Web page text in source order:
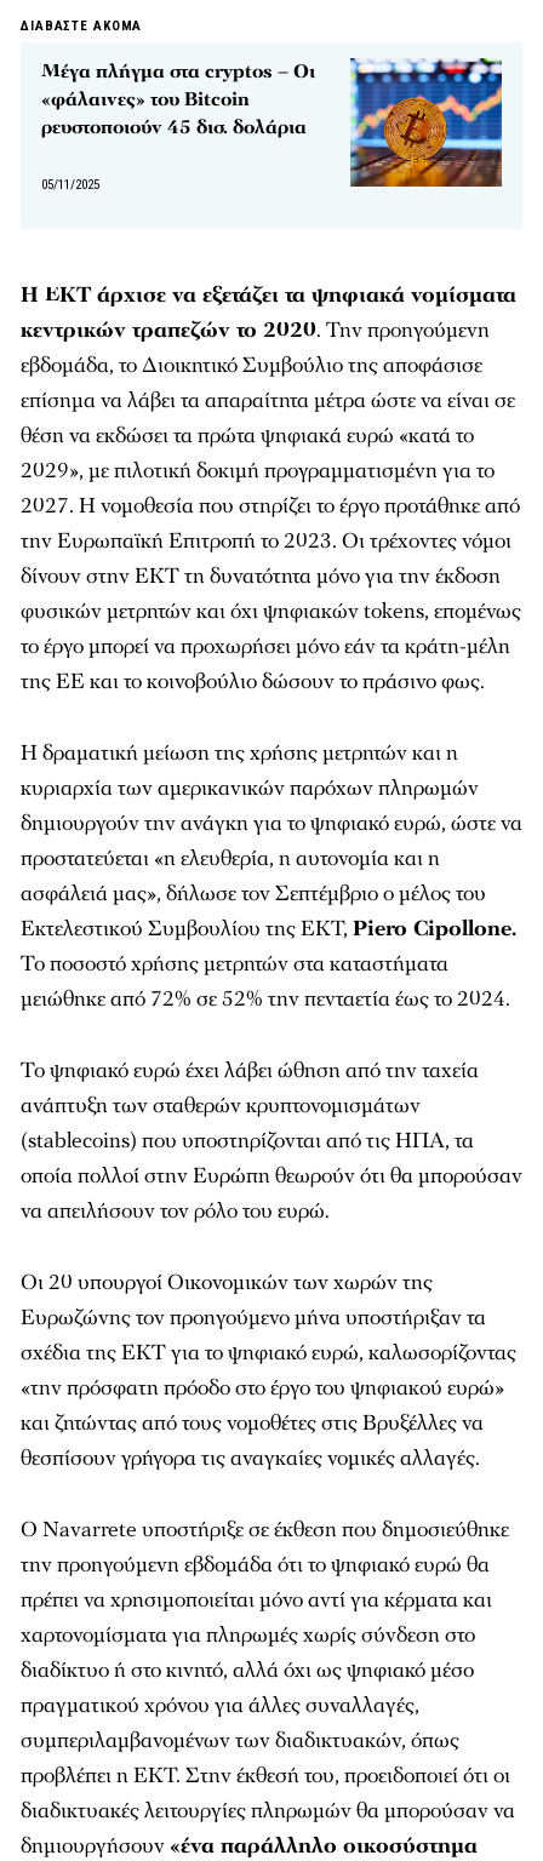
ΔΙΑΒΑΣΤΕ ΑΚΟΜΑ
Μέγα πλήγμα στα cryptos – Οι
«φάλαινες» του Bitcoin
ρευστοποιούν 45 δισ. δολάρια
05/11/2025
Η ΕΚΤ άρχισε να εξετάζει τα ψηφιακά νομίσματα
κεντρικών τραπεζών το 2020. Την προηγούμενη
εβδομάδα, το Διοικητικό Συμβούλιο της αποφάσισε
επίσημα να λάβει τα απαραίτητα μέτρα ώστε να είναι σε
θέση να εκδώσει τα πρώτα ψηφιακά ευρώ «κατά το
2029», με πιλοτική δοκιμή προγραμματισμένη για το
2027. Η νομοθεσία που στηρίζει το έργο προτάθηκε από
την Ευρωπαϊκή Επιτροπή το 2023. Οι τρέχοντες νόμοι
δίνουν στην ΕΚΤ τη δυνατότητα μόνο για την έκδοση
φυσικών μετρητών και όχι ψηφιακών tokens, επομένως
το έργο μπορεί να προχωρήσει μόνο εάν τα κράτη-μέλη
της ΕΕ και το κοινοβούλιο δώσουν το πράσινο φως.
Η δραματική μείωση της χρήσης μετρητών και η
κυριαρχία των αμερικανικών παρόχων πληρωμών
δημιουργούν την ανάγκη για το ψηφιακό ευρώ, ώστε να
προστατεύεται «η ελευθερία, η αυτονομία και η
ασφάλειά μας», δήλωσε τον Σεπτέμβριο ο μέλος του
Εκτελεστικού Συμβουλίου της ΕΚΤ, Piero Cipollone.
Το ποσοστό χρήσης μετρητών στα καταστήματα
μειώθηκε από 72% σε 52% την πενταετία έως το 2024.
Το ψηφιακό ευρώ έχει λάβει ώθηση από την ταχεία
ανάπτυξη των σταθερών κρυπτονομισμάτων
(stablecoins) που υποστηρίζονται από τις ΗΠΑ, τα
οποία πολλοί στην Ευρώπη θεωρούν ότι θα μπορούσαν
να απειλήσουν τον ρόλο του ευρώ.
Οι 20 υπουργοί Οικονομικών των χωρών της
Ευρωζώνης τον προηγούμενο μήνα υποστήριξαν τα
σχέδια της ΕΚΤ για το ψηφιακό ευρώ, καλωσορίζοντας
«την πρόσφατη πρόοδο στο έργο του ψηφιακού ευρώ»
και ζητώντας από τους νομοθέτες στις Βρυξέλλες να
θεσπίσουν γρήγορα τις αναγκαίες νομικές αλλαγές.
Ο Navarrete υποστήριξε σε έκθεση που δημοσιεύθηκε
την προηγούμενη εβδομάδα ότι το ψηφιακό ευρώ θα
πρέπει να χρησιμοποιείται μόνο αντί για κέρματα και
χαρτονομίσματα για πληρωμές χωρίς σύνδεση στο
διαδίκτυο ή στο κινητό, αλλά όχι ως ψηφιακό μέσο
πραγματικού χρόνου για άλλες συναλλαγές,
συμπεριλαμβανομένων των διαδικτυακών, όπως
προβλέπει η ΕΚΤ. Στην έκθεσή του, προειδοποιεί ότι οι
διαδικτυακές λειτουργίες πληρωμών θα μπορούσαν να
δημιουργήσουν «ένα παράλληλο οικοσύστημα